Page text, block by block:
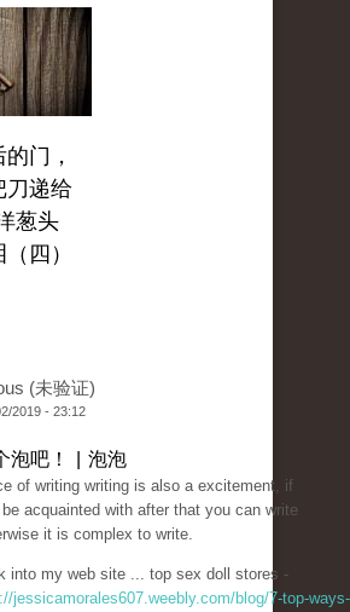
门，
刀递给
葱头
四）
(未验证)
2019 - 23:12
泡吧！ | 泡泡
of writing writing is also a excitement, if
acquainted with after that you can write
it is complex to write.
into my web site ... top sex doll stores -
jessicamorales607.weebly.com/blog/7-top-ways-